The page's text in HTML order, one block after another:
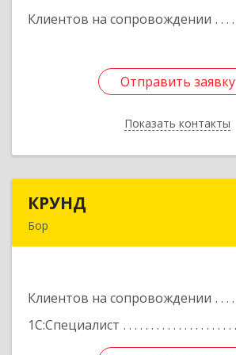
Клиентов на сопровождении
Отправить заявку
Показать контакты
Отправить заявку
Назад
КРУНД
Бор
Клиентов на сопровождении
1С:Специалист